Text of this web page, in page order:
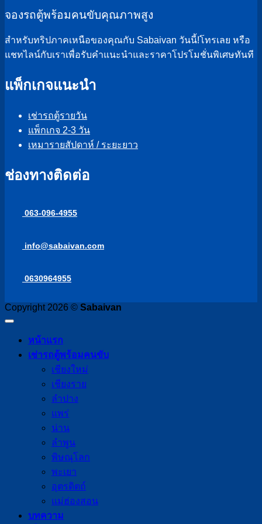
จองรถตู้พร้อมคนขับคุณภาพสูง
สำหรับทริปภาคเหนือของคุณกับ Sabaivan วันนี้!โทรเลย หรือ
แชทไลน์กับเราเพื่อรับคำแนะนำและราคาโปรโมชั่นพิเศษทันที
แพ็กเกจแนะนำ
เช่ารถตู้รายวัน
แพ็กเกจ 2-3 วัน
เหมารายสัปดาห์ / ระยะยาว
ช่องทางติดต่อ
063-096-4955
info@sabaivan.com
0630964955
Copyright 2026 © Sabaivan
หน้าแรก
เช่ารถตู้พร้อมคนขับ
เชียงใหม่
เชียงราย
ลำปาง
แพร่
น่าน
ลำพูน
พิษณุโลก
พะเยา
อุตรดิตถ์
แม่ฮ่องสอน
บทความ